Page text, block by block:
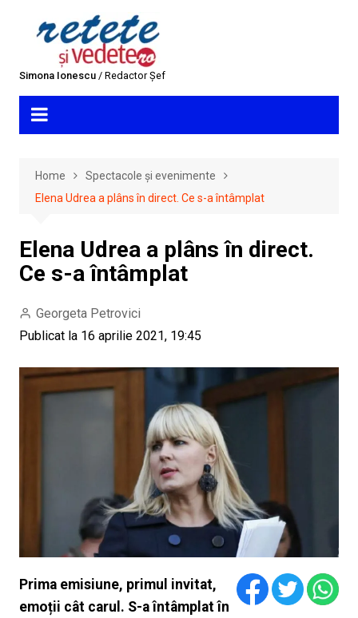
Simona Ionescu/ Redactor Șef
Home
Spectacole și evenimente
Elena Udrea a plâns în direct. Ce s-a întâmplat
Elena Udrea a plâns în direct.
Ce s-a întâmplat
Georgeta Petrovici
Publicat la 16 aprilie 2021, 19:45
Prima emisiune, primul invitat,
emoții cât carul. S-a întâmplat în